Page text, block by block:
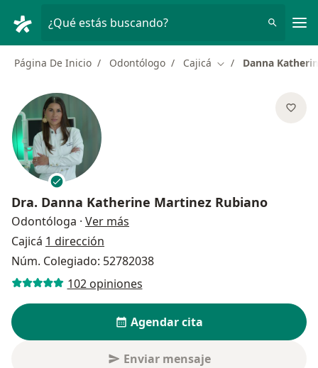
¿Qué estás buscando?
Página De Inicio Odontólogo Cajicá Cambiar de ciudad
Danna
Dra. Danna Katherine Martinez Rubiano
Odontóloga · Ver más
Cajicá 1 dirección
Núm. Colegiado: 52782038
102 opiniones
Agendar cita
Enviar mensaje